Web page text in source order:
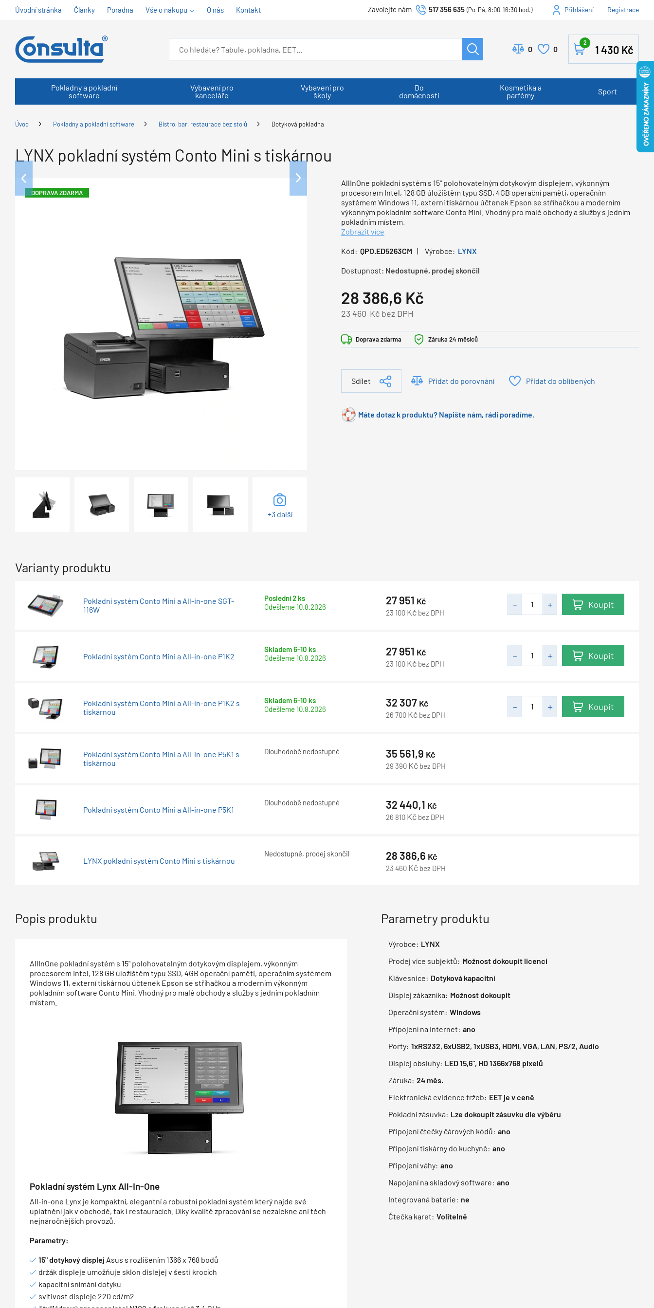
Úvodní stránka Články Poradna Vše o nákupu O nás Kontakt Zavolejte nám 517 356 635 (Po-Pá, 8:00-16:30 hod.) Přihlášení Registrace
0 0 1 430 Kč
2
Pokladny a pokladní
software
Vybavení pro
kanceláře
Vybavení pro
školy
Do
domácnosti
Kosmetika a
parfémy
Sport
Úvod Pokladny a pokladní software Bistro, bar, restaurace bez stolů Dotyková pokladna
LYNX pokladní systém Conto Mini s tiskárnou
DOPRAVA ZDARMA
+3 další
AllInOne pokladní systém s 15" polohovatelným dotykovým displejem, výkonným
procesorem Intel, 128 GB úložištěm typu SSD, 4GB operační paměti, operačním
systémem Windows 11, externí tiskárnou účtenek Epson se stříhačkou a moderním
výkonným pokladním software Conto Mini. Vhodný pro malé obchody a služby s jedním
pokladním místem.
Zobrazit více
Kód: QPO.ED5263CM Výrobce: LYNX
Dostupnost: Nedostupné, prodej skončil
28 386,6 Kč
Kč bez DPH
23 460
Doprava zdarma Záruka 24 měsíců
Sdílet Přidat do porovnání Přidat do oblíbených
Máte dotaz k produktu? Napište nám, rádi poradíme.
Varianty produktu
Pokladní systém Conto Mini a All-in-one SGT-
116W
Poslední 2 ks
Odešleme 10.8.2026
27 951 Kč
23 100 Kč bez DPH
Koupit
Pokladní systém Conto Mini a All-in-one P1K2
Skladem 6-10 ks
Odešleme 10.8.2026
27 951 Kč
23 100 Kč bez DPH
Koupit
Pokladní systém Conto Mini a All-in-one P1K2 s
tiskárnou
Skladem 6-10 ks
Odešleme 10.8.2026
32 307 Kč
26 700 Kč bez DPH
Koupit
Pokladní systém Conto Mini a All-in-one P5K1 s
tiskárnou
Dlouhodobě nedostupné 35 561,9 Kč
29 390 Kč bez DPH
Pokladní systém Conto Mini a All-in-one P5K1
Dlouhodobě nedostupné 32 440,1 Kč
26 810 Kč bez DPH
LYNX pokladní systém Conto Mini s tiskárnou
Nedostupné, prodej skončil 28 386,6 Kč
23 460 Kč bez DPH
Popis produktu
AllInOne pokladní systém s 15" polohovatelným dotykovým displejem, výkonným
procesorem Intel, 128 GB úložištěm typu SSD, 4GB operační paměti, operačním systémem
Windows 11, externí tiskárnou účtenek Epson se stříhačkou a moderním výkonným
pokladním software Conto Mini. Vhodný pro malé obchody a služby s jedním pokladním
místem.
Pokladní systém Lynx All-In-One
All-in-one Lynx je kompaktní, elegantní a robustní pokladní systém který najde své
uplatnění jak v obchodě, tak i restauracích. Díky kvalitě zpracování se nezalekne ani těch
nejnáročnějších provozů.
Parametry:
15" dotykový displej Asus s rozlišením 1366 x 768 bodů
držák displeje umožňuje sklon dislejej v šesti krocích
kapacitní snímání dotyku
svítivost displeje 220 cd/m2
Parametry produktu
Výrobce: LYNX
Prodej více subjektů: Možnost dokoupit licenci
Klávesnice: Dotyková kapacitní
Displej zákazníka: Možnost dokoupit
Operační systém: Windows
Připojení na internet: ano
Porty: 1xRS232, 6xUSB2, 1xUSB3, HDMI, VGA, LAN, PS/2, Audio
Displej obsluhy: LED 15,6", HD 1366x768 pixelů
Záruka: 24 měs.
Elektronická evidence tržeb: EET je v ceně
Pokladní zásuvka: Lze dokoupit zásuvku dle výběru
Připojení čtečky čárových kódů: ano
Připojení tiskárny do kuchyně: ano
Připojení váhy: ano
Napojení na skladový software: ano
Integrovaná baterie: ne
Čtečka karet: Volitelně